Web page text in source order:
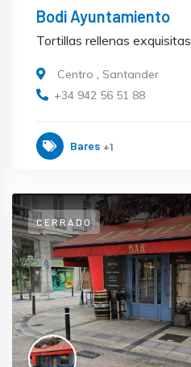
Bodi Ayuntamiento
Tortillas rellenas exquisitas
Centro , Santander
+34 942 56 51 88
Bares +1
CERRADO